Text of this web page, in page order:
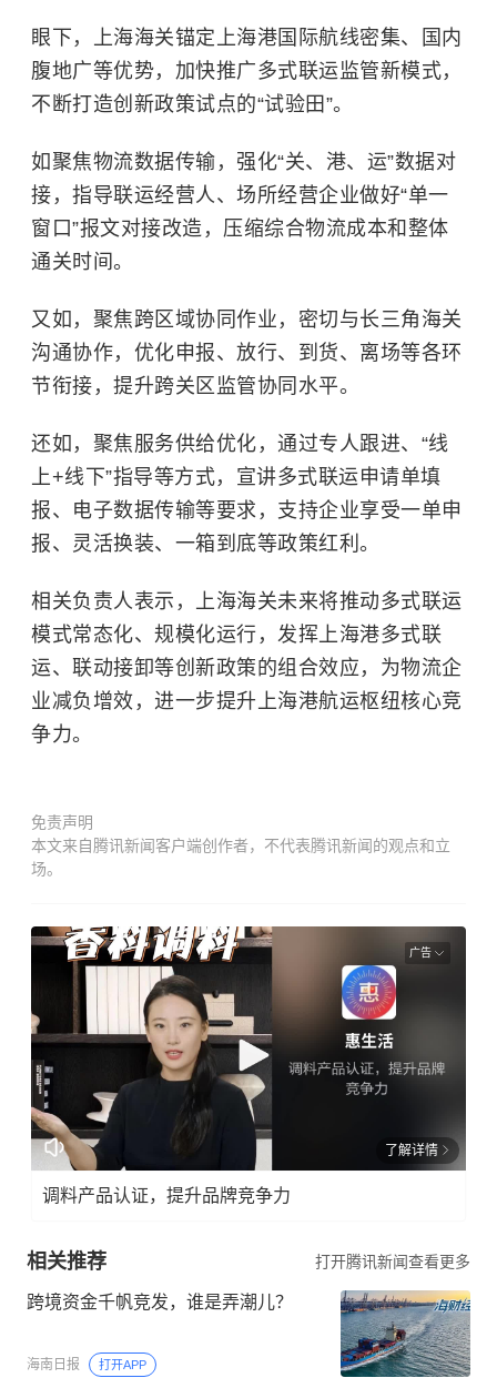
眼下，上海海关锚定上海港国际航线密集、国内
腹地广等优势，加快推广多式联运监管新模式，
不断打造创新政策试点的“试验田”。
如聚焦物流数据传输，强化“关、港、运”数据对
接，指导联运经营人、场所经营企业做好“单一
窗口”报文对接改造，压缩综合物流成本和整体
通关时间。
又如，聚焦跨区域协同作业，密切与长三角海关
沟通协作，优化申报、放行、到货、离场等各环
节衔接，提升跨关区监管协同水平。
还如，聚焦服务供给优化，通过专人跟进、“线
上+线下”指导等方式，宣讲多式联运申请单填
报、电子数据传输等要求，支持企业享受一单申
报、灵活换装、一箱到底等政策红利。
相关负责人表示，上海海关未来将推动多式联运
模式常态化、规模化运行，发挥上海港多式联
运、联动接卸等创新政策的组合效应，为物流企
业减负增效，进一步提升上海港航运枢纽核心竞
争力。
免责声明
本文来自腾讯新闻客户端创作者，不代表腾讯新闻的观点和立
场。
广告
了解详情
调料产品认证，提升品牌竞争力
相关推荐 打开腾讯新闻查看更多
跨境资金千帆竞发，谁是弄潮儿？
海南日报 打开APP